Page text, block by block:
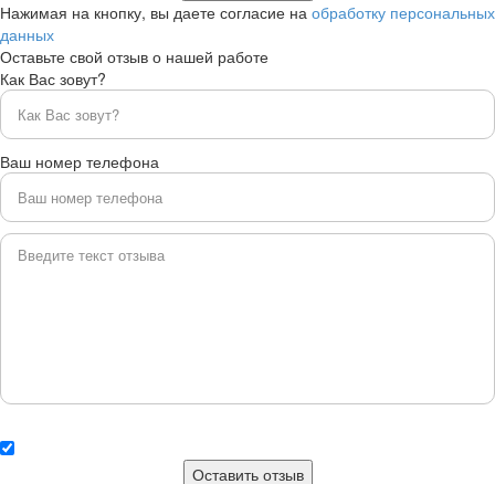
Нажимая на кнопку, вы даете согласие на обработку персональных
данных
Оставьте свой отзыв о нашей работе
Как Вас зовут?
Ваш номер телефона